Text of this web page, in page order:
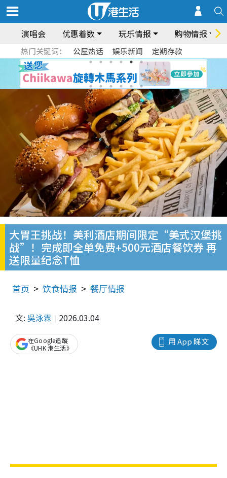
演唱会 优惠着数 玩乐情报 购物情报
热门关键词： 公屋热话 娱乐新闻 定期存款
大胃王挑战！美利酒店期间限定“美式汉堡挑
战”！完成即全单免费+500元酒店餐饮券 再
送限量纪念T恤
首页 饮食情报 餐厅情报
文: 吳泳霖 2026.03.04
用 App 睇文
在Google追蹤
《UHK 港生活》